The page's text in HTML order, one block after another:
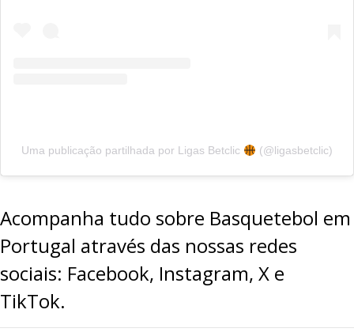
Uma publicação partilhada por Ligas Betclic (@ligasbetclic)
Acompanha tudo sobre Basquetebol em
Portugal através das nossas redes
sociais: Facebook, Instagram, X e
TikTok.